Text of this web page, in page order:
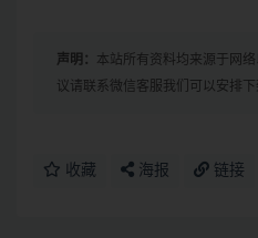
声明： 本站所有资料均来源于网
议请联系微信客服我们可以安排下
收藏 海报 链接